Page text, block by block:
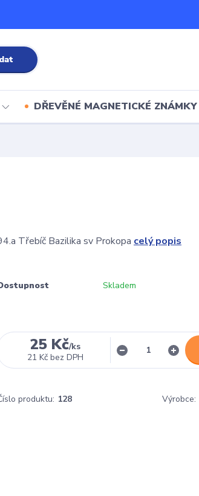
DŘEVĚNÉ MAGNETICKÉ ZNÁMKY
Třebíč Bazilika sv Prokopa celý popis
Skladem
25 Kč/ks
21 Kč bez DPH
produktu: 128 Výrobce: